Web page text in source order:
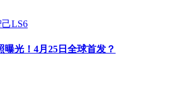
LS6
曝光！4月25日全球首发？